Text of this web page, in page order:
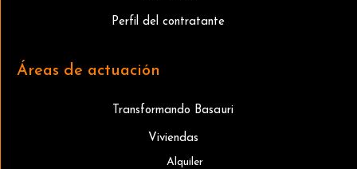
Perfil del contratante
Áreas de actuación
Transformando Basauri
Viviendas
Alquiler